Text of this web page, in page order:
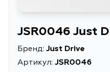
JSR0046 Just
Бренд: Just Drive
Артикул: JSR0046